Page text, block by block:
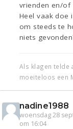
vrienden en/of
Heel vaak doe
om steeds te
niets
Als klagen telde
moeiteloos een
nadine1988
woensdag 28
om 16:04